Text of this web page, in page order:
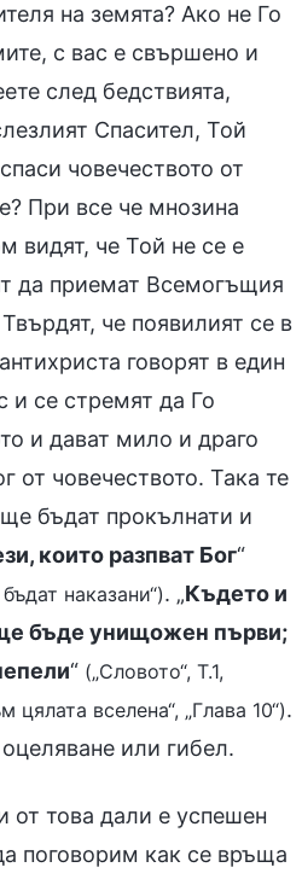
на земята? Ако не Го
с вас е свършено и
след бедствията,
Спасител, Той
човечеството от
При все че мнозина
видят, че Той не се е
да приемат Всемогъщия
че появилият се в
говорят в един
и се стремят да Го
и дават мило и драго
човечеството. Така те
бъдат прокълнати и
които разпват Бог“
наказани“). „Където и
ще бъде унищожен първи;
“ („Словото“, Т.1,
вселена“, „Глава 10“).
или гибел.
от това дали е успешен
поговорим как се връща